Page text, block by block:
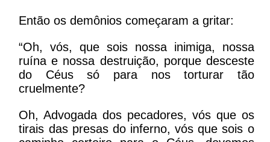
Então os demônios começaram a gritar:
“Oh, vós, que sois nossa inimiga, nossa
ruína e nossa destruição, porque desceste
do Céus só para nos torturar tão
cruelmente?
Oh, Advogada dos pecadores, vós que os
tirais das presas do inferno, vós que sois o